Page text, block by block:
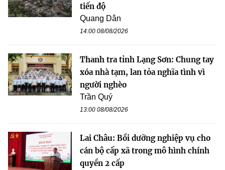
tiến độ
Quang Dân
14:00 08/08/2026
Thanh tra tỉnh Lạng Sơn: Chung tay
xóa nhà tạm, lan tỏa nghĩa tình vì
người nghèo
Trần Quý
13:00 08/08/2026
Lai Châu: Bồi dưỡng nghiệp vụ cho
cán bộ cấp xã trong mô hình chính
quyền 2 cấp